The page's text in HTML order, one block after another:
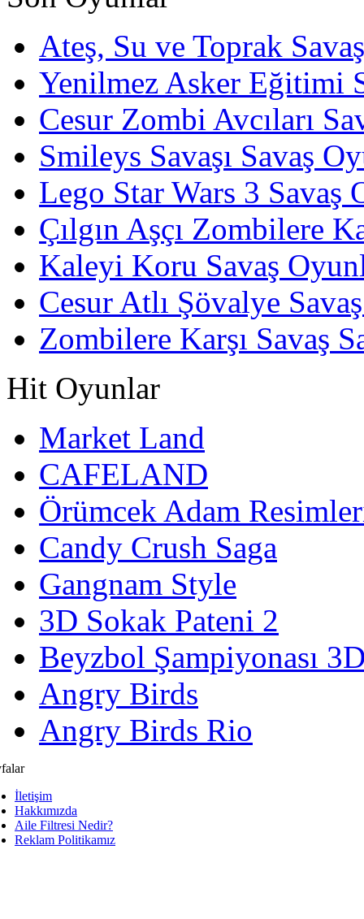
Ateş, Su ve Toprak
Yenilmez Asker Eğitimi
Cesur Zombi Avcıları
Smileys Savaşı Savaş
Lego Star Wars 3 Savaş
Çılgın Aşçı Zombilere
Kaleyi Koru Savaş
Cesur Atlı Şövalye
Zombilere Karşı Savaş
Hit Oyunlar
Market Land
CAFELAND
Örümcek Adam
Candy Crush Saga
Gangnam Style
3D Sokak Pateni 2
Beyzbol Şampiyonası
Angry Birds
Angry Birds Rio
İletişim
Hakkımızda
Aile Filtresi Nedir?
Reklam Politikamız